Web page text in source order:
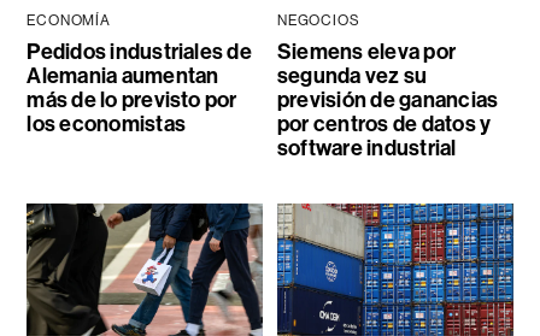
ECONOMÍA
Pedidos industriales de
Alemania aumentan
más de lo previsto por
los economistas
NEGOCIOS
Siemens eleva por
segunda vez su
previsión de ganancias
por centros de datos y
software industrial